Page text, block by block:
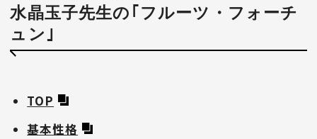
水晶玉子先生の｢フルーツ・フォーチ
ュン｣
TOP
基本性格